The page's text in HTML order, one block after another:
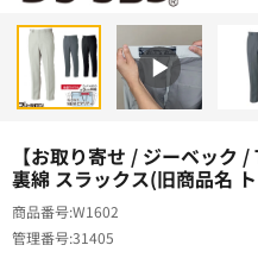
【お取り寄せ / ジーベック
裏綿 スラックス(旧商品名
商品番号W1602
管理番号31405